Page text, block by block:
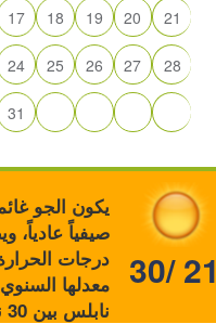
17 18 19 20 21
24 25 26 27 28
31
يكون الجو
صيفياً عادياً،
درجات
معدلها
نابلس بين 30 نهاراً و21 ليلاً.
30/ 21